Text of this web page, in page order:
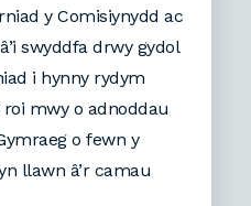
y Comisiynydd ac
swyddfa drwy gydol
i hynny rydym
mwy o adnoddau
o fewn y
llawn â’r camau